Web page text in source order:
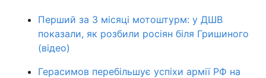
Перший за 3 місяці мотоштурм: у ДШВ
показали, як розбили росіян біля Гришиного
(відео)
Герасимов перебільшує успіхи армії РФ на